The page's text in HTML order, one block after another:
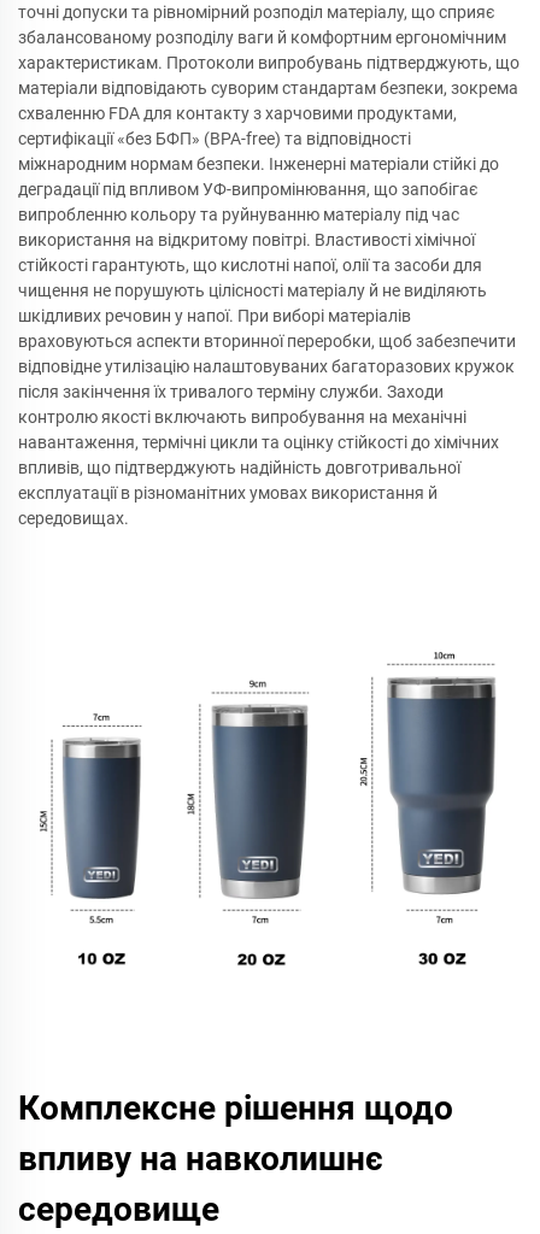
точні допуски та рівномірний розподіл матеріалу, що сприяє
збалансованому розподілу ваги й комфортним ергономічним
характеристикам. Протоколи випробувань підтверджують, що
матеріали відповідають суворим стандартам безпеки, зокрема
схваленню FDA для контакту з харчовими продуктами,
сертифікації «без БФП» (BPA-free) та відповідності
міжнародним нормам безпеки. Інженерні матеріали стійкі до
деградації під впливом УФ-випромінювання, що запобігає
випробленню кольору та руйнуванню матеріалу під час
використання на відкритому повітрі. Властивості хімічної
стійкості гарантують, що кислотні напої, олії та засоби для
чищення не порушують цілісності матеріалу й не виділяють
шкідливих речовин у напої. При виборі матеріалів
враховуються аспекти вторинної переробки, щоб забезпечити
відповідне утилізацію налаштовуваних багаторазових кружок
після закінчення їх тривалого терміну служби. Заходи
контролю якості включають випробування на механічні
навантаження, термічні цикли та оцінку стійкості до хімічних
впливів, що підтверджують надійність довготривальної
експлуатації в різноманітних умовах використання й
середовищах.
Комплексне рішення щодо
впливу на навколишнє
середовище